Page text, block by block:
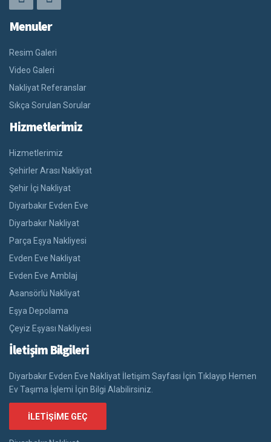
Menuler
Resim Galeri
Video Galeri
Nakliyat Referanslar
Sıkça Sorulan Sorular
Hizmetlerimiz
Hizmetlerimiz
Şehirler Arası Nakliyat
Şehir İçi Nakliyat
Diyarbakır Evden Eve
Diyarbakır Nakliyat
Parça Eşya Nakliyesi
Evden Eve Nakliyat
Evden Eve Amblaj
Asansörlü Nakliyat
Eşya Depolama
Çeyiz Eşyası Nakliyesi
İletişim Bilgileri
Diyarbakır Evden Eve Nakliyat İletişim Sayfası İçin Tıklayıp Hemen
Ev Taşıma İşlemi İçin Bilgi Alabilirsiniz.
İLETIŞIME GEÇ